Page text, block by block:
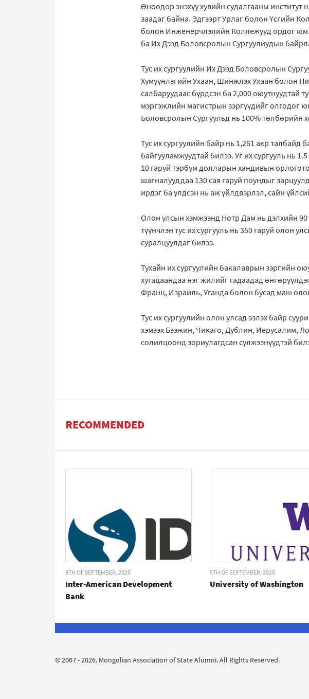
Өнөөдөр энэхүү хувийн судалгааны
заадаг байна. Эдгээрт Урлаг болон Үсгийн
болон Инженерчлэлийн Коллежууд ордог
ба Их Дээд Боловсролын Сургуулиудын
Тус их сургуулийн Их Дээд Боловсролын
Хүмүүнлэгийн Ухаан, Шинжлэх Ухаан болон
салбаруудаас бүрдсэн ба 2,000 оюутнуудтай
мэргэжлийн магистрын зэргүүдийг олгодог
Боловсролын Сургуульд нь 100% төлбөрийн
Тус их сургуулийн байр нь 1,261 акр талбайд
байгууламжуудтай билээ. Уг их сургууль нь
10 гаруй тэрбум долларын хандивын
шагналууддаа 130 сая гаруй поундыг
ирдэг ба үлдсэн нь аж үйлдвэрлэл, сайн
Олон улсын хэмжээнд Нотр Дам нь дэлхийн 90
түүнчлэн тус их сургууль нь 350 гаруй олон
суралцуулдаг билээ.
Тухайн их сургуулийн бакалаврын зэргийн
хугацаандаа нэг жилийг гадаадад
Франц, Израиль, Уганда болон бусад маш
Тус их сургуулийн олон улсад эзлэх байр
хэмээх Бээжин, Чикаго, Дублин, Иерусалим,
солилцоонд зориулагдсан сүлжээнүүдтэй
RECOMMENDED
9TH OF SEPTEMBER, 2020
Inter-American Development
Bank
9TH OF SEPTEMBER, 2020
University of Washington
© 2007 - 2026. Mongolian Association of State Alumni. All Rights Reserved.